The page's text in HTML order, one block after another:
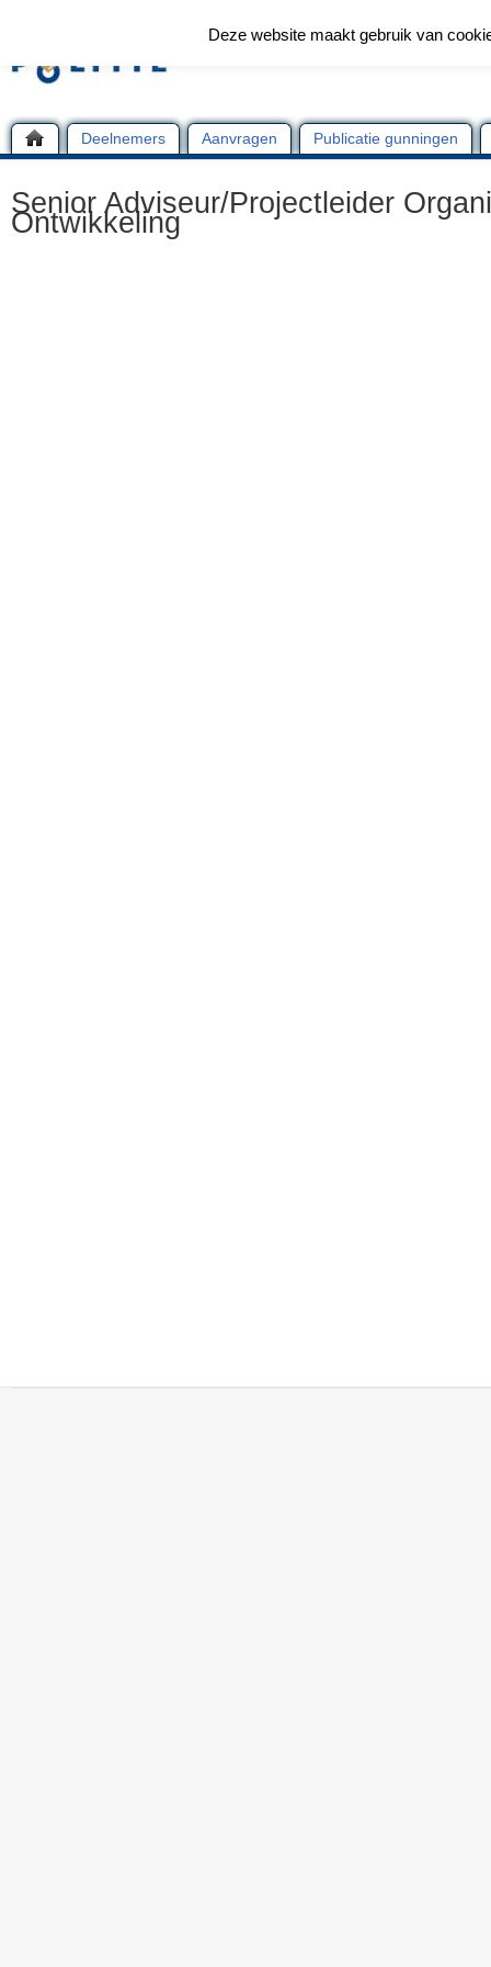
Deelnemers Aanvragen Publicatie gunningen
Senior Adviseur/Projectleider
Ontwikkeling
Deze website maakt gebruik van